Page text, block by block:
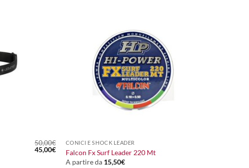
50,00€
Il
prezzo
45,00€Il
prezzo
attuale
CONICI E SHOCK LEADER
Falcon Fx Surf Leader 220 Mt
A partire da 15,50€